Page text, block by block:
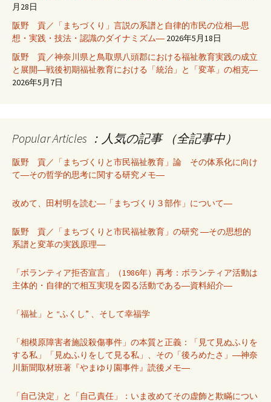
月28日
阪野 貢／「まちづくり」言説の系譜と自律的市民の位相―思
想・実践・技法・認識のダイナミズム― 2026年5月18日
阪野 貢／神奈川県と鳥取県八頭郡における福祉教育実践の成立
と展開―戦後初期福祉教育における「統治」と「変革」の相克―
2026年5月7日
Popular Articles ：人気の記事 （全記事中）
阪野 貢／「まちづくりと市民福祉教育」論 その体系化に向け
て―その哲学的思考に関する研究メモ―
改めて、田村明を読む―「まちづくり３部作」について―
阪野 貢／「まちづくりと市民福祉教育」の研究 ―その思想的
系譜と変革の実践原理―
「ボランティア拒否宣言」（1986年）再考：ボランティア活動は
主体的・自律的で相互実現を図る活動である―資料紹介―
「福祉」と “ふくし” 、そして幸福学
「相模原障害者施設殺傷事件」の本質と正義：「見て見ぬふりを
する私」「見ぬふりをして見る私」、その「後ろめたさ」―神奈
川新聞取材班著『やまゆり園事件』読後メモ―
「自己決定」と「自己責任」：いま改めてその虚飾と欺瞞につい